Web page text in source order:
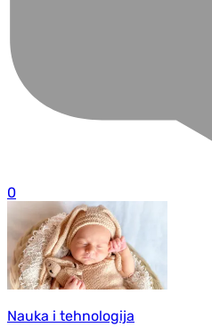
0
Nauka i tehnologija